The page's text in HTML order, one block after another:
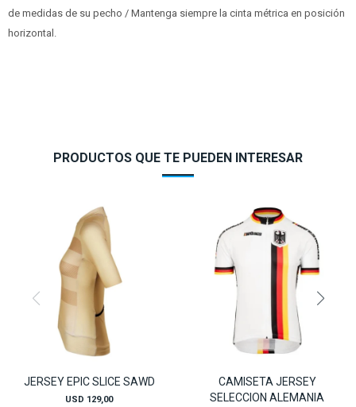
de medidas de su pecho / Mantenga siempre la cinta métrica en posición
horizontal.
PRODUCTOS QUE TE PUEDEN INTERESAR
JERSEY EPIC SLICE SAWD
USD 129,00
CAMISETA JERSEY
SELECCION ALEMANIA